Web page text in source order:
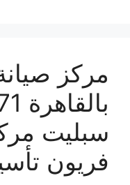
مركز
سبليت
فريون